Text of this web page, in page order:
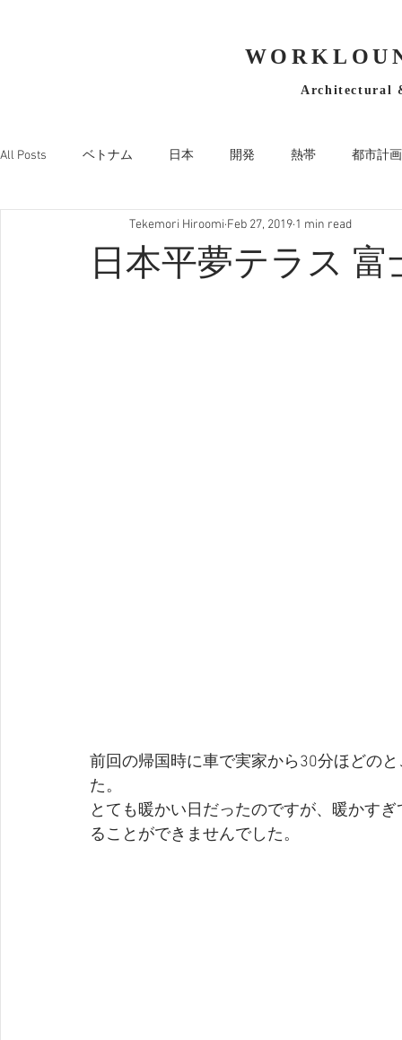
Architectural
All Posts ベトナム 日本 開発 熱帯 都市計画
日本平夢テラス 富
Tekemori Hiroomi Feb 27, 2019 1 min read
前回の帰国時に車で実家から30分ほどの
た。
とても暖かい日だったのですが、暖かす
ることができませんでした。